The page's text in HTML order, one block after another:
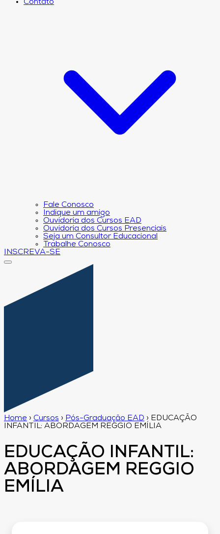
Contato
Fale Conosco
Indique um amigo
Ouvidoria dos Cursos EAD
Ouvidoria dos Cursos Presenciais
Seja um Consultor Educacional
Trabalhe Conosco
INSCREVA-SE
Home › Cursos › Pós-Graduação EAD › EDUCAÇÃO
INFANTIL: ABORDAGEM REGGIO EMÍLIA
EDUCAÇÃO INFANTIL:
ABORDAGEM REGGIO
EMÍLIA